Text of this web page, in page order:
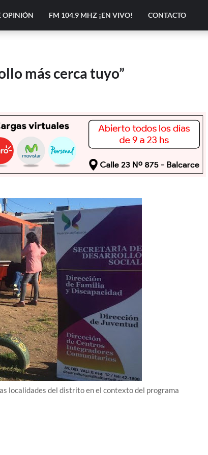
OPINIÓN FM 104.9 MHZ ¡EN VIVO! CONTACTO
más cerca tuyo”
localidades del distrito en el contexto del programa